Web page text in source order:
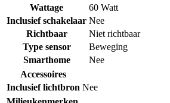
Wattage
60 Watt
Inclusief schakelaar Nee
Richtbaar
Niet richtbaar
Type sensor
Beweging
Smarthome
Nee
Accessoires
Inclusief lichtbron Nee